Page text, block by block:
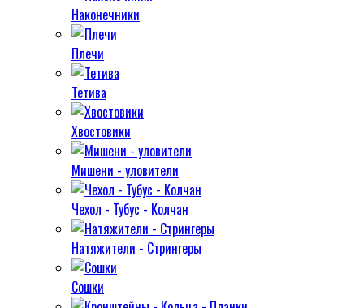
Наконечники
Плечи
Тетива
Хвостовики
Мишени - уловители
Чехол - Тубус - Колчан
Натяжители - Стрингеры
Сошки